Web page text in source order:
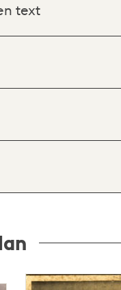
text